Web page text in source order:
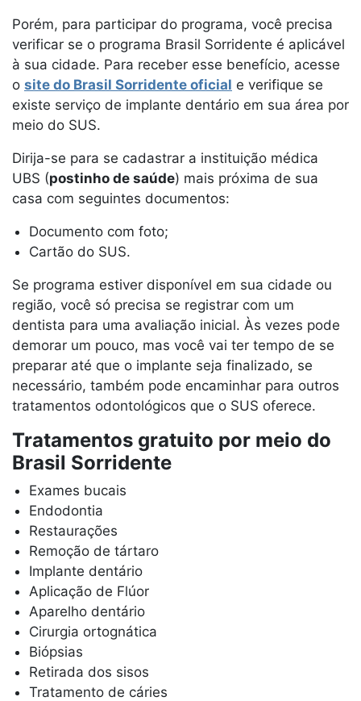
Porém, para participar do programa, você precisa
verificar se o programa Brasil Sorridente é aplicável
à sua cidade. Para receber esse benefício, acesse
o site do Brasil Sorridente oficial e verifique se
existe serviço de implante dentário em sua área por
meio do SUS.
Dirija-se para se cadastrar a instituição médica
UBS (postinho de saúde) mais próxima de sua
casa com seguintes documentos:
Documento com foto;
Cartão do SUS.
Se programa estiver disponível em sua cidade ou
região, você só precisa se registrar com um
dentista para uma avaliação inicial. Às vezes pode
demorar um pouco, mas você vai ter tempo de se
preparar até que o implante seja finalizado, se
necessário, também pode encaminhar para outros
tratamentos odontológicos que o SUS oferece.
Tratamentos gratuito por meio do
Brasil Sorridente
Exames bucais
Endodontia
Restaurações
Remoção de tártaro
Implante dentário
Aplicação de Flúor
Aparelho dentário
Cirurgia ortognática
Biópsias
Retirada dos sisos
Tratamento de cáries